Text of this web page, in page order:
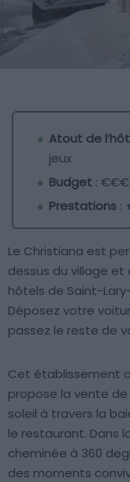
Atout de
jeux
Budget :
Prestations :
Le Christiana est
dessus du village et
hôtels de Saint-
Déposez votre
passez le reste de
Cet établissement
propose la vente
soleil à travers la
le restaurant. Dans
cheminée à 360
des moments